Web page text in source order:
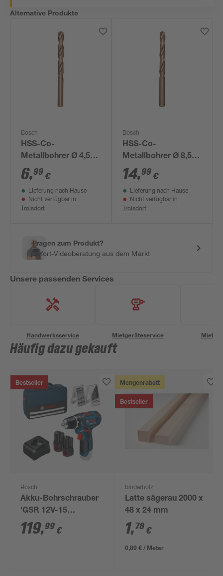
Alternative Produkte
Bosch
HSS-Co-
Metallbohrer Ø 4,5
mm
6,99 €
Lieferung nach Hause
Nicht verfügbar in
Troisdorf
Bosch
HSS-Co-
Metallbohrer Ø 8,5
mm
14,99 €
Lieferung nach Hause
Nicht verfügbar in
Troisdorf
Fragen zum Produkt?
Sofort-Videoberatung aus dem Markt
Unsere passenden Services
Handwerksservice Mietgeräteservice
Häufig dazu gekauft
Bestseller
Bosch
Akku-Bohrschrauber
'GSR 12V-15
Professional' mit 2
Akkus, Tasche und
119,99 €
Mengenrabatt
Bestseller
binderholz
Latte sägerau 2000 x
48 x 24 mm
1,78 €
0,89 € / Meter